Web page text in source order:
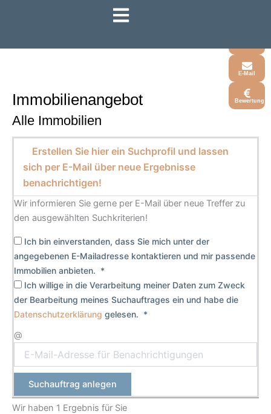
E-Mail
Bewertung
Immobilien­angebot
Alle Immobilien
Erstellen Sie hier ein Suchprofil und lassen
sich per E-Mail über neue Ergebnisse
benachrichtigen!
Wir informieren Sie gerne per E-Mail über neue Treffer zu
den ausgewählten Suchkriterien!
Ich bin einverstanden, dass Sie mich unter der
angegebenen E-Mailadresse kontaktieren und mir passende
Immobilien anbieten. *
Ich willige in die Verarbeitung meiner Daten zum Zweck
der Bearbeitung meines Suchauftrages ein und habe die
Datenschutzerklärung gelesen. *
@
Suchauftrag anlegen
Wir haben 1 Ergebnis für Sie